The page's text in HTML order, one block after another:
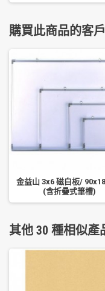
購買此商品的客
金益山 3x6 磁白板/
(含折疊式筆槽)
其他 30 種相似產